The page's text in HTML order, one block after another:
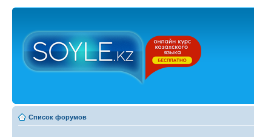
Список форумов